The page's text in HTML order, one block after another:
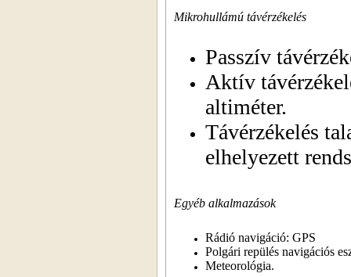
Mikrohullámú távérzékelés
Passzív
Aktív
altiméter.
Távérzékelés
elhelyezett
Egyéb alkalmazások
Rádió navigáció: GPS
Polgári repülés navigációs
Meteorológia.